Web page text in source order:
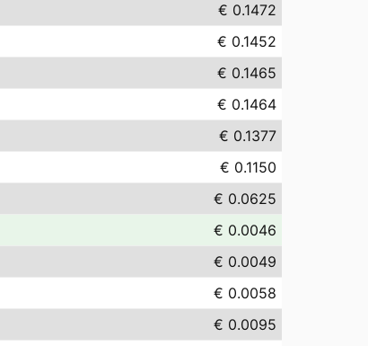
€ 0.1472
€ 0.1452
€ 0.1465
€ 0.1464
€ 0.1377
€ 0.1150
€ 0.0625
€ 0.0046
€ 0.0049
€ 0.0058
€ 0.0095